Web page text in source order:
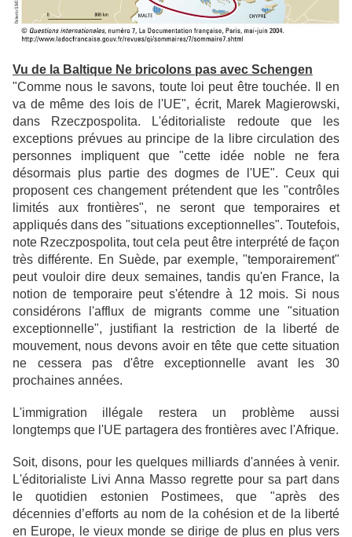
Vu de la Baltique Ne bricolons pas avec Schengen
"Comme nous le savons, toute loi peut être touchée. Il en
va de même des lois de l'UE", écrit, Marek Magierowski,
dans Rzeczpospolita. L'éditorialiste redoute que les
exceptions prévues au principe de la libre circulation des
personnes impliquent que "cette idée noble ne fera
désormais plus partie des dogmes de
l'UE". Ceux qui
proposent ces changement prétendent que les "contrôles
limités aux frontières", ne seront
que temporaires et
appliqués dans des "situations exceptionnelles". Toutefois,
note Rzeczpospolita, tout cela peut être interprété de façon
très différente. En Suède, par exemple, "temporairement"
peut vouloir dire deux semaines, tandis qu'en France, la
notion de temporaire peut s'étendre à 12 mois. Si nous
considérons l'afflux de migrants comme une "situation
exceptionnelle", justifiant la restriction de la liberté de
mouvement, nous devons avoir en tête que cette situation
ne cessera pas d'être exceptionnelle avant les 30
prochaines années.
L'immigration illégale restera un problème aussi
longtemps que l'UE partagera des frontières avec l'Afrique.
Soit, disons, pour les quelques milliards d'années à venir.
L'éditorialiste Livi Anna Masso regrette pour sa part dans
le quotidien estonien Postimees, que "après des
décennies d’efforts au nom de la cohésion et de la
liberté
en Europe, le vieux monde se dirige de plus en plus vers